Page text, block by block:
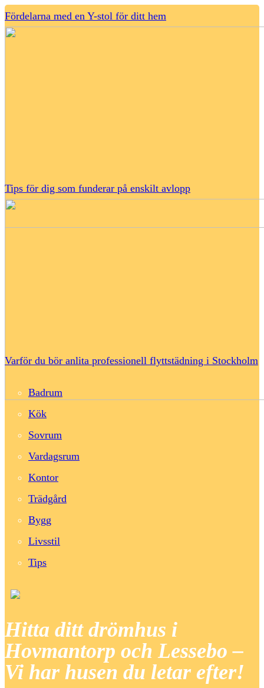
Fördelarna med en Y-stol för ditt hem
Tips för dig som funderar på enskilt avlopp
Varför du bör anlita professionell flyttstädning i Stockholm
Badrum
Kök
Sovrum
Vardagsrum
Kontor
Trädgård
Bygg
Livsstil
Tips
Hitta ditt drömhus i
Hovmantorp och Lessebo –
Vi har husen du letar efter!